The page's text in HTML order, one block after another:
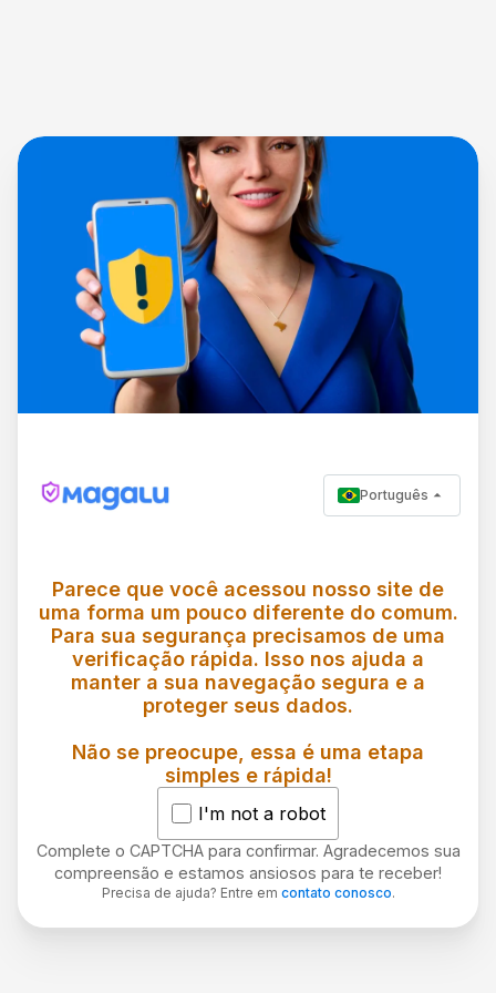
Português
Parece que você acessou nosso site de
uma forma um pouco diferente do comum.
Para sua segurança precisamos de uma
verificação rápida. Isso nos ajuda a
manter a sua navegação segura e a
proteger seus dados.
Não se preocupe, essa é uma etapa
simples e rápida!
I'm not a robot
Complete o CAPTCHA para confirmar. Agradecemos sua
compreensão e estamos ansiosos para te receber!
Precisa de ajuda? Entre em contato conosco.